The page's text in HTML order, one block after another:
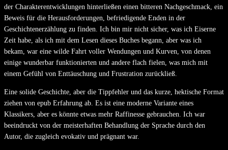
der Charakterentwicklungen hinterließen einen bitteren Nachgeschmack, ein
Beweis für die Herausforderungen, befriedigende Enden in der
Geschichtenerzählung zu finden. Ich bin mir nicht sicher, was ich Eiserne
Zeit habe, als ich mit dem Lesen dieses Buches begann, aber was ich
bekam, war eine wilde Fahrt voller Wendungen und Kurven, von denen
einige wunderbar funktionierten und andere flach fielen, was mich mit
einem Gefühl von Enttäuschung und Frustration zurückließ.
Eine solide Geschichte, aber die Tippfehler und das kurze, hektische Format
ziehen von epub Erfahrung ab. Es ist eine moderne Variante eines
Klassikers, aber es könnte etwas mehr Raffinesse gebrauchen. Ich war
beeindruckt von der meisterhaften Behandlung der Sprache durch den
Autor, die zugleich evokativ und prägnant war.